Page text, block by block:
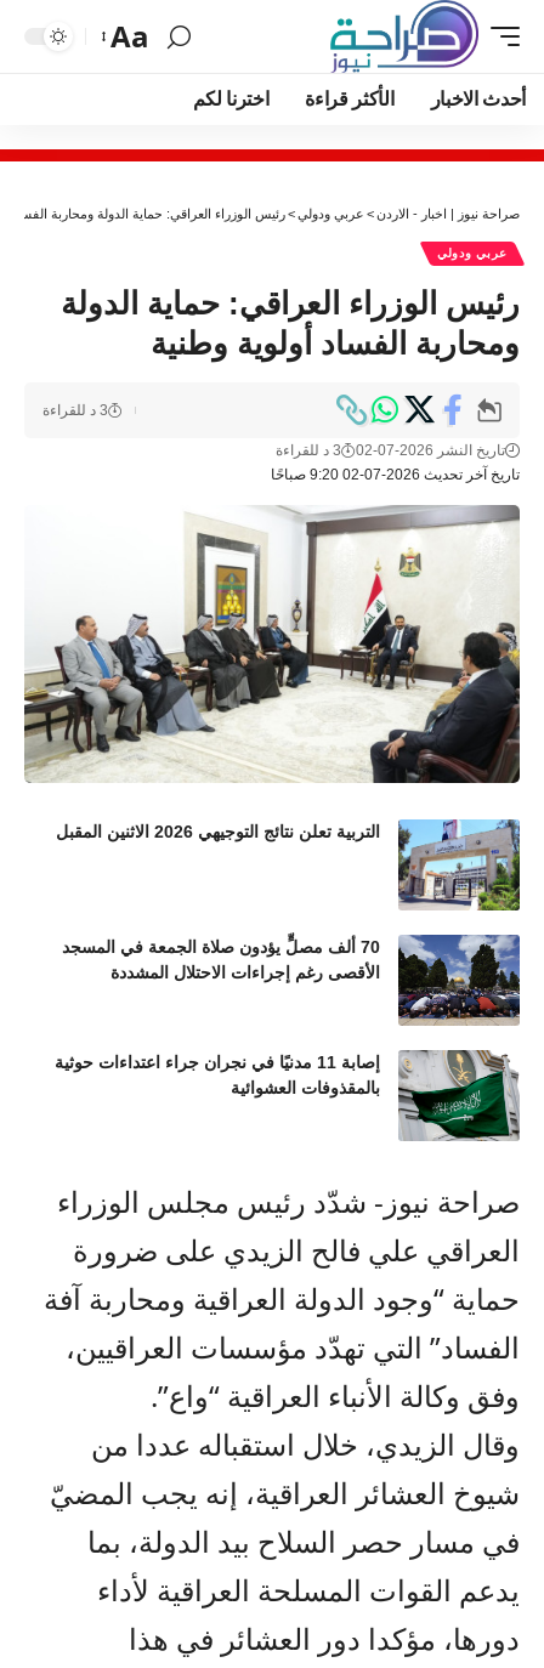
Aa
أحدث الاخبار الأكثر قراءة اخترنا لكم
صراحة نيوز | اخبار - الاردن> عربي ودولي>رئيس الوزراء العراقي: حماية الدولة ومحاربة الفساد
عربي ودولي
رئيس الوزراء العراقي: حماية الدولة
ومحاربة الفساد أولوية وطنية
تاريخ آخر تحديث 2026-07-02 9:20 صباحًا
تاريخ النشر 2026-07-02 3 د للقراءة
3 د للقراءة
التربية تعلن نتائج التوجيهي 2026 الاثنين المقبل
70 ألف مصلٍّ يؤدون صلاة الجمعة في المسجد
الأقصى رغم إجراءات الاحتلال المشددة
إصابة 11 مدنيًا في نجران جراء اعتداءات حوثية
بالمقذوفات العشوائية
صراحة نيوز- شدّد رئيس مجلس الوزراء
العراقي علي فالح الزيدي على ضرورة
حماية “وجود الدولة العراقية ومحاربة آفة
الفساد” التي تهدّد مؤسسات العراقيين،
وفق وكالة الأنباء العراقية “واع”.
وقال الزيدي، خلال استقباله عددا من
شيوخ العشائر العراقية، إنه يجب المضيّ
في مسار حصر السلاح بيد الدولة، بما
يدعم القوات المسلحة العراقية لأداء
دورها، مؤكدا دور العشائر في هذا